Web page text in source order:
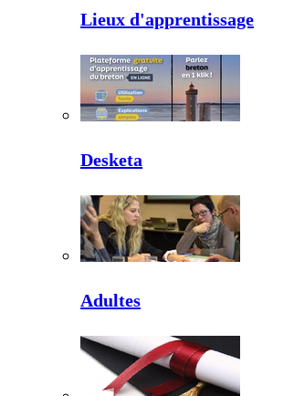
Lieux d'apprentissage
Desketa
Adultes